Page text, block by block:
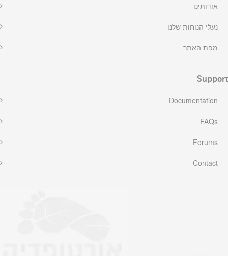
אודותינו
נעלי הנוחות שלנו
מפת האתר
Support
Documentation
FAQs
Forums
Contact